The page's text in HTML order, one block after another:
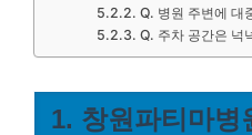
Q. 병원 주변에 대
Q. 주차 공간은 넉
1. 창원파티마병